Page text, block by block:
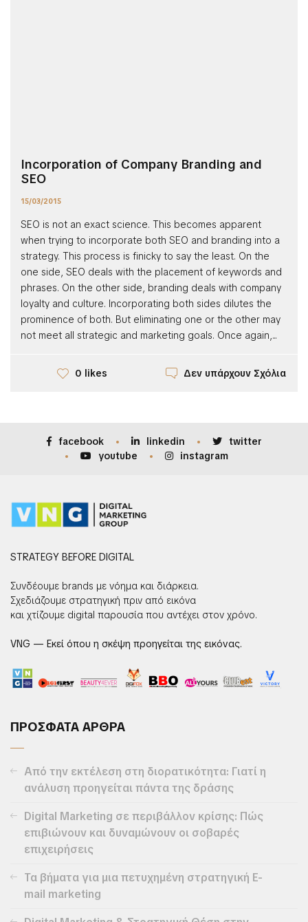
Incorporation of Company Branding and
SEO
15/03/2015
SEO is not an exact science. This becomes apparent
when trying to incorporate both SEO and branding into a
strategy. This process is finicky to say the least. On the
one side, SEO deals with the placement of keywords and
phrases. On the other side, branding deals with company
loyalty and culture. Incorporating both sides dilutes the
prominence of both. But eliminating one or the other may
not meet all strategic and marketing goals. Once again,...
0 likes Δεν υπάρχουν Σχόλια
facebook linkedin
twitter
youtube
instagram
STRATEGY BEFORE DIGITAL
Συνδέουμε brands με νόημα και διάρκεια.
Σχεδιάζουμε στρατηγική πριν από εικόνα
και χτίζουμε digital παρουσία που αντέχει στον χρόνο.
VNG — Εκεί όπου η σκέψη προηγείται της εικόνας.
ΠΡΟΣΦΑΤΑ ΑΡΘΡΑ
Από την εκτέλεση στη διορατικότητα: Γιατί η
ανάλυση προηγείται πάντα της δράσης
Digital Marketing σε περιβάλλον κρίσης: Πώς
επιβιώνουν και δυναμώνουν οι σοβαρές
επιχειρήσεις
Τα βήματα για μια πετυχημένη στρατηγική E-
mail marketing